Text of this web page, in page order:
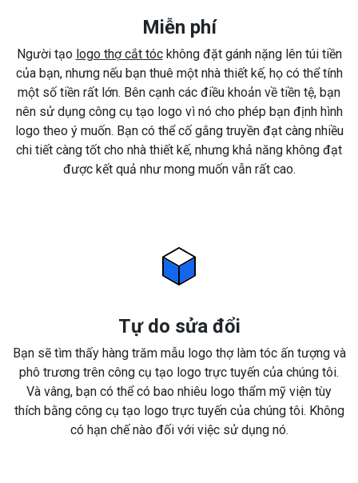
Miễn phí
Người tạo logo thợ cắt tóckhông đặt gánh nặng lên túi tiền
của bạn, nhưng nếu bạn thuê một nhà thiết kế, họ có thể tính
một số tiền rất lớn. Bên cạnh các điều khoản về tiền tệ, bạn
nên sử dụng công cụ tạo logo vì nó cho phép bạn định hình
logo theo ý muốn. Bạn có thể cố gắng truyền đạt càng nhiều
chi tiết càng tốt cho nhà thiết kế, nhưng khả năng không đạt
được kết quả như mong muốn vẫn rất cao.
Tự do sửa đổi
Bạn sẽ tìm thấy hàng trăm mẫu logo thợ làm tóc ấn tượng và
phô trương trên công cụ tạo logo trực tuyến của chúng tôi.
Và vâng, bạn có thể có bao nhiêu logo thẩm mỹ viện tùy
thích bằng công cụ tạo logo trực tuyến của chúng tôi. Không
có hạn chế nào đối với việc sử dụng nó.